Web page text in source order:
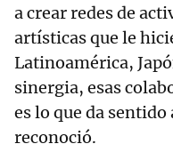
a crear redes de
artísticas que le
Latinoamérica,
sinergia, esas
es lo que da
reconoció.